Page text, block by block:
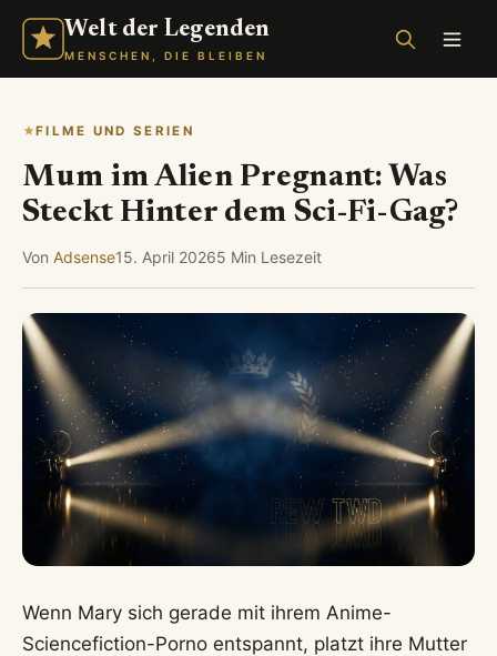
Welt der Legenden
MENSCHEN, DIE BLEIBEN
FILME UND SERIEN
Mum im Alien Pregnant: Was
Steckt Hinter dem Sci-Fi-Gag?
Von Adsense15. April 20265 Min Lesezeit
Wenn Mary sich gerade mit ihrem Anime-
Sciencefiction-Porno entspannt, platzt ihre Mutter